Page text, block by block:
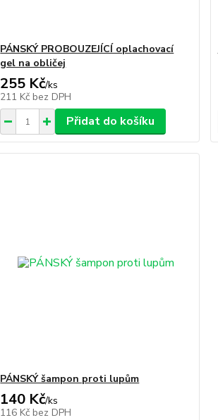
PÁNSKÝ PROBOUZEJÍCÍ oplachovací
gel na obličej
255 Kč/ks
211 Kč bez DPH
Přidat do košíku
PÁNSKÝ šampon proti lupům
140 Kč/ks
116 Kč bez DPH